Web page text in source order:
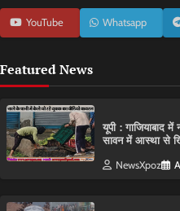
YouTube Whatsapp
Featured News
यूपी : गाजियाबाद
सावन में आस्था से
NewsXpoz